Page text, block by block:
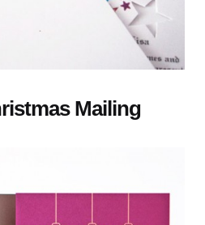
Mailing